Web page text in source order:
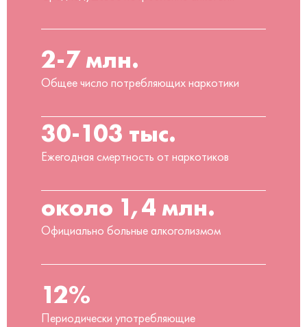
2-7 млн.
Общее число потребляющих наркотики
30-103 тыс.
Ежегодная смертность от наркотиков
около 1,4 млн.
Официально больные алкоголизмом
12%
Периодически употребляющие